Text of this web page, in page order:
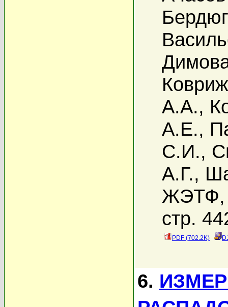
А.А.,
А.Е.,
С.И.,
А.Г.,
ЖЭТФ,
стр.
PDF (702.2K)
6.